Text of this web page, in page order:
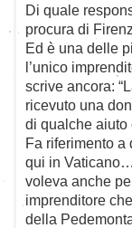
Di quale
procura di
Ed è una delle
l’unico
scrive ancora:
ricevuto una
di qualche aiuto
Fa riferimento a
qui in
voleva anche
imprenditore
della